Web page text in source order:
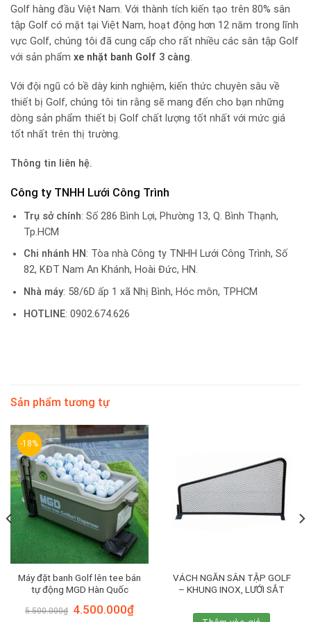
Golf hàng đầu Việt Nam. Với thành tích kiến tạo trên 80% sân
tập Golf có mặt tại Việt Nam, hoạt động hơn 12 năm trong lĩnh
vực Golf, chúng tôi đã cung cấp cho rất nhiều các sân tập Golf
với sản phẩm xe nhặt banh Golf 3 càng.
Với đội ngũ có bề dày kinh nghiệm, kiến thức chuyên sâu về
thiết bị Golf, chúng tôi tin rằng sẽ mang đến cho bạn những
dòng sản phẩm thiết bị Golf chất lượng tốt nhất với mức giá
tốt nhất trên thị trường.
Thông tin liên hệ.
Công ty TNHH Lưới Công Trình
Trụ sở chính: Số 286 Bình Lợi, Phường 13, Q. Bình Thạnh,
Tp.HCM
Chi nhánh HN: Tòa nhà Công ty TNHH Lưới Công Trình, Số
82, KĐT Nam An Khánh, Hoài Đức, HN.
Nhà máy: 58/6D ấp 1 xã Nhị Bình, Hóc môn, TPHCM
HOTLINE: 0902.674.626
Sản phẩm tương tự
-18%
Máy đặt banh Golf lên tee bán
tự động MGD Hàn Quốc
5.500.000₫
Giá
gốc
4.500.000₫Giá
hiện
VÁCH NGĂN SÂN TẬP GOLF
– KHUNG INOX, LƯỚI SẮT